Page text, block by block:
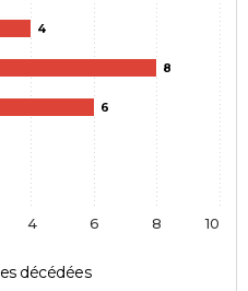
4
8
6
décédées
4 6 8 10